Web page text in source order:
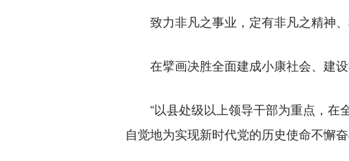
致力非凡之事业，定有非凡之精神、
在擘画决胜全面建成小康社会、建设
“以县处级以上领导干部为重点，在全
自觉地为实现新时代党的历史使命不懈